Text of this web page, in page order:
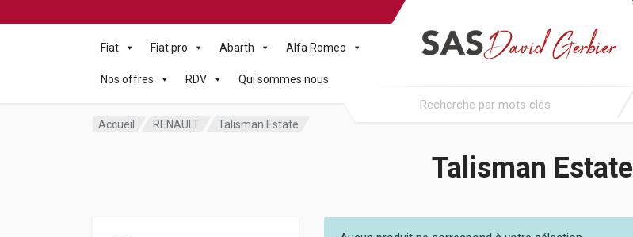
Fiat Fiat pro Abarth Alfa Romeo
Nos offres RDV Qui sommes nous
Accueil RENAULT Talisman Estate
Talisman Estate